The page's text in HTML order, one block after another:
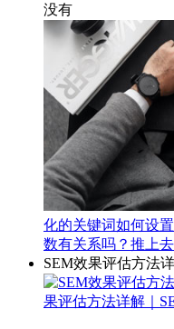
没有
化的关键词如何设
数有关系吗？推上
SEM效果评估方法
果评估方法详解｜